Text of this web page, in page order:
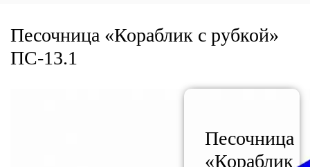
Песочница «Кораблик с рубкой»
ПС-13.1
Песочница
«Кораблик